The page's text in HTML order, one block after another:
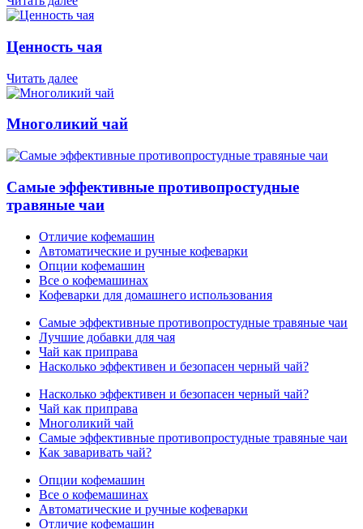
Ценность чая
Читать далее
Многоликий чай
Самые эффективные противопростудные
травяные чаи
Отличие кофемашин
Автоматические и ручные кофеварки
Опции кофемашин
Все о кофемашинах
Кофеварки для домашнего использования
Самые эффективные противопростудные травяные чаи
Лучшие добавки для чая
Чай как приправа
Насколько эффективен и безопасен черный чай?
Насколько эффективен и безопасен черный чай?
Чай как приправа
Многоликий чай
Самые эффективные противопростудные травяные чаи
Как заваривать чай?
Опции кофемашин
Все о кофемашинах
Автоматические и ручные кофеварки
Отличие кофемашин